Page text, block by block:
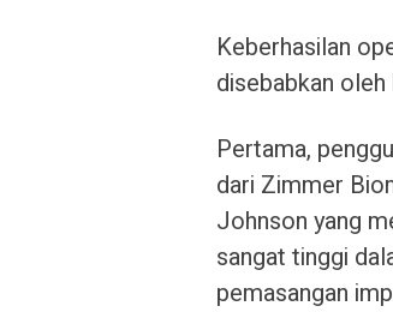
Keberhasilan
disebabkan
Pertama,
dari Zimmer
Johnson yang
sangat tinggi
pemasangan